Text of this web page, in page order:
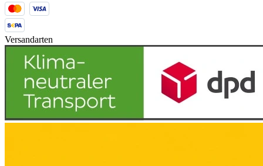
Versandarten